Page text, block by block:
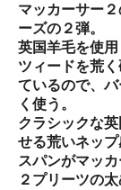
マッカーサー
ーズの２弾。
英国羊毛を使用
ツィードを荒
ているので、
く使う。
クラシックな
せる荒いネッ
スパンがマッ
２プリーツの